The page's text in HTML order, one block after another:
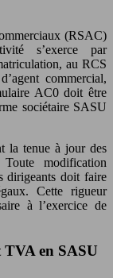
(RSAC)
s’exerce par
au RCS
commercial,
AC0 doit être
sociétaire SASU
la tenue à jour des
modification
dirigeants doit faire
Cette rigueur
à l’exercice de
TVA en SASU